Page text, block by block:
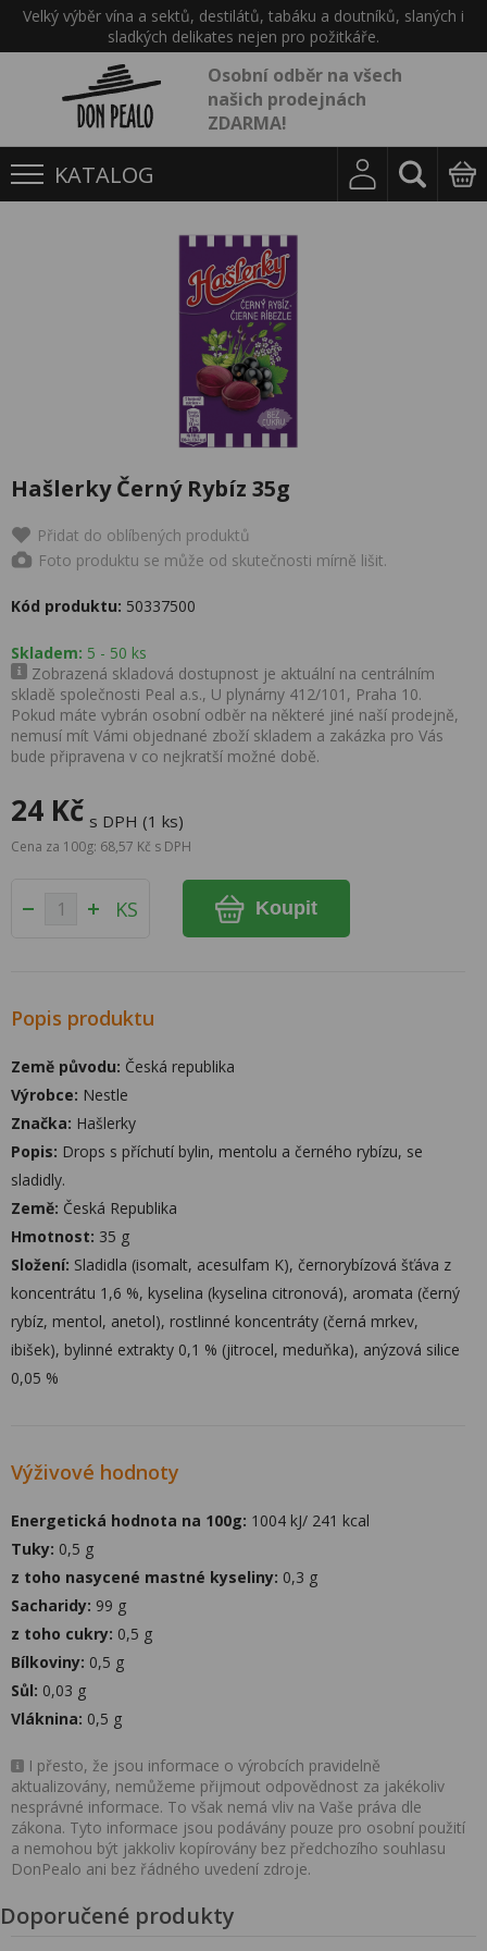
Velký výběr vína a sektů, destilátů, tabáku a doutníků, slaných i
sladkých delikates nejen pro požitkáře.
Osobní odběr na všech
našich prodejnách
ZDARMA!
KATALOG
Hašlerky Černý Rybíz 35g
Přidat do oblíbených produktů
Foto produktu se může od skutečnosti mírně lišit.
Kód produktu: 50337500
Skladem: 5 - 50 ks
Zobrazená skladová dostupnost je aktuální na centrálním
skladě společnosti Peal a.s., U plynárny 412/101, Praha 10.
Pokud máte vybrán osobní odběr na některé jiné naší prodejně,
nemusí mít Vámi objednané zboží skladem a zakázka pro Vás
bude připravena v co nejkratší možné době.
24 Kč s DPH (1 ks)
Cena za 100g: 68,57 Kč s DPH
KS Koupit
Popis produktu
Země původu: Česká republika
Výrobce: Nestle
Značka: Hašlerky
Popis: Drops s příchutí bylin, mentolu a černého rybízu, se
sladidly.
Země: Česká Republika
Hmotnost: 35 g
Složení: Sladidla (isomalt, acesulfam K), černorybízová šťáva z
koncentrátu 1,6 %, kyselina (kyselina citronová), aromata (černý
rybíz, mentol, anetol), rostlinné koncentráty (černá mrkev,
ibišek), bylinné extrakty 0,1 % (jitrocel, meduňka), anýzová silice
0,05 %
Výživové hodnoty
Energetická hodnota na 100g: 1004 kJ/ 241 kcal
Tuky: 0,5 g
z toho nasycené mastné kyseliny: 0,3 g
Sacharidy: 99 g
z toho cukry: 0,5 g
Bílkoviny: 0,5 g
Sůl: 0,03 g
Vláknina: 0,5 g
I přesto, že jsou informace o výrobcích pravidelně
aktualizovány, nemůžeme přijmout odpovědnost za jakékoliv
nesprávné informace. To však nemá vliv na Vaše práva dle
zákona. Tyto informace jsou podávány pouze pro osobní použití
a nemohou být jakkoliv kopírovány bez předchozího souhlasu
DonPealo ani bez řádného uvedení zdroje.
Doporučené produkty